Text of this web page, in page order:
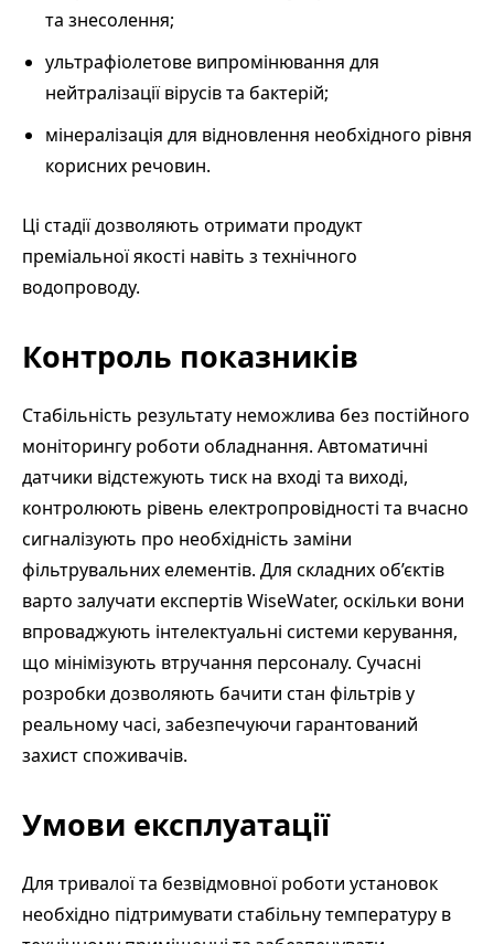
та знесолення;
ультрафіолетове випромінювання для
нейтралізації вірусів та бактерій;
мінералізація для відновлення необхідного рівня
корисних речовин.
Ці стадії дозволяють отримати продукт
преміальної якості навіть з технічного
водопроводу.
Контроль показників
Стабільність результату неможлива без постійного
моніторингу роботи обладнання. Автоматичні
датчики відстежують тиск на вході та виході,
контролюють рівень електропровідності та вчасно
сигналізують про необхідність заміни
фільтрувальних елементів. Для складних об’єктів
варто залучати експертів WiseWater, оскільки вони
впроваджують інтелектуальні системи керування,
що мінімізують втручання персоналу. Сучасні
розробки дозволяють бачити стан фільтрів у
реальному часі, забезпечуючи гарантований
захист споживачів.
Умови експлуатації
Для тривалої та безвідмовної роботи установок
необхідно підтримувати стабільну температуру в